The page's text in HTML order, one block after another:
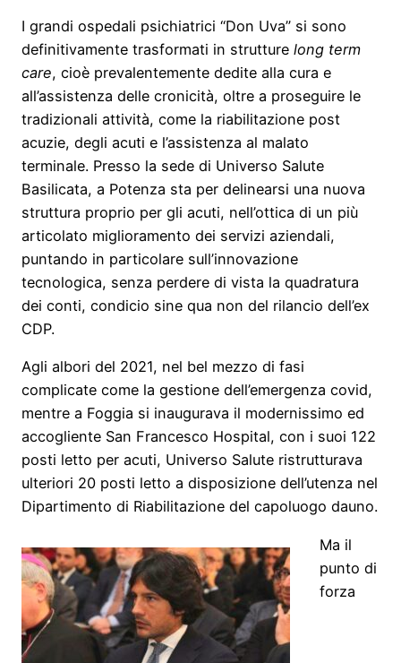
I grandi ospedali psichiatrici “Don Uva” si sono
definitivamente trasformati in strutture long term
care, cioè prevalentemente dedite alla cura e
all’assistenza delle cronicità, oltre a proseguire le
tradizionali attività, come la riabilitazione post
acuzie, degli acuti e l’assistenza al malato
terminale. Presso la sede di Universo Salute
Basilicata, a Potenza sta per delinearsi una nuova
struttura proprio per gli acuti, nell’ottica di un più
articolato miglioramento dei servizi aziendali,
puntando in particolare sull’innovazione
tecnologica, senza perdere di vista la quadratura
dei conti, condicio sine qua non del rilancio dell’ex
CDP.
Agli albori del 2021, nel bel mezzo di fasi
complicate come la gestione dell’emergenza covid,
mentre a Foggia si inaugurava il modernissimo ed
accogliente San Francesco Hospital, con i suoi 122
posti letto per acuti, Universo Salute ristrutturava
ulteriori 20 posti letto a disposizione dell’utenza nel
Dipartimento di Riabilitazione del capoluogo dauno.
Ma il
punto di
forza